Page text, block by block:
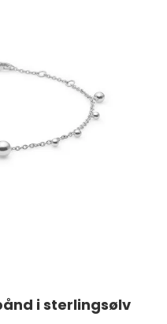
i sterlingsølv